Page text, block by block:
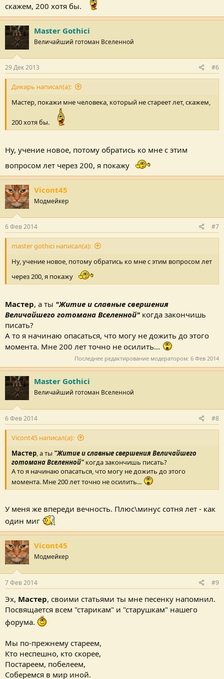
скажем, 200 хотя бы.
Master Gothici
Величайший готоман Вселенной
29 Дек 2013 #6
Дикарь написал(а):
Мастер, покажи мне человека, который не стареет лет, скажем,
200 хотя бы.
Ну, учение новое, потому обратись ко мне с этим
вопросом лет через 200, я покажу
Vicont45
Модмейкер
6 Фев 2014 #7
master gothici написал(а):
Ну, учение новое, потому обратись ко мне с этим вопросом лет
через 200, я покажу
Мастер, а ты "Житие и славные свершения
Величайшего готомана Вселенной" когда закончишь
писать?
А то я начинаю опасаться, что могу не дожить до этого
момента. Мне 200 лет точно не осилить...
Последнее редактирование модератором: 6 Фев 2014
Master Gothici
Величайший готоман Вселенной
6 Фев 2014 #8
Vicont45 написал(а):
Мастер , а ты "Житие и славные свершения Величайшего
готомана Вселенной" когда закончишь писать?
А то я начинаю опасаться, что могу не дожить до этого
момента. Мне 200 лет точно не осилить...
У меня же впереди вечность. Плюс\минус сотня лет - как
один миг
Vicont45
Модмейкер
7 Фев 2014 #9
Эх, Мастер, своими статьями ты мне песенку напомнил.
Посвящается всем "старикам" и "старушкам" нашего
форума.
Мы по-прежнему стареем,
Кто неспешно, кто скорее,
Постареем, побелеем,
Соберемся в мир иной.